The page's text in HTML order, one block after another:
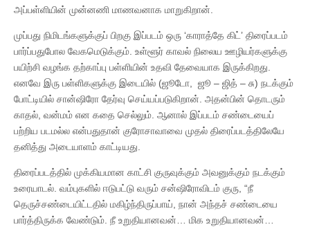
அப்பள்ளியின் முன்னணி மாணவனாக மாறுகிறான்.
முப்பது நிமிடங்களுக்குப் பிறகு இப்படம் ஒரு ‘காராத்தே கிட்’ திரைப்படம்
பார்ப்பதுபோல வேகமெடுக்கும். உள்ளூர் காவல் நிலைய ஊழியர்களுக்கு
பயிற்சி வழங்க தற்காப்பு பள்ளியின் உதவி தேவையாக இருக்கிறது.
எனவே இரு பள்ளிகளுக்கு இடையில் (ஜூடோ, ஜூ – ஜித் – சு) நடக்கும்
போட்டியில் சான்ஷிரோ தேர்வு செய்யப்படுகிறான். அதன்பின் தொடரும்
காதல், வன்மம் என கதை செல்லும். ஆனால் இப்படம் சண்டையைப்
பற்றிய படமல்ல என்பதுதான் குரோசாவாவை முதல் திரைப்படத்திலேயே
தனித்து அடையாளம் காட்டியது.
திரைப்படத்தில் முக்கியமான காட்சி குருவுக்கும் அவனுக்கும் நடக்கும்
உரையாடல். வம்புகளில் ஈடுபட்டு வரும் சன்ஷிரோவிடம் குரு, “நீ
தெருச்சண்டையிட்டதில் மகிழ்ந்திருப்பாய், நான் அந்தச் சண்டையை
பார்த்திருக்க வேண்டும். நீ உறுதியானவன்… மிக உறுதியானவன்…